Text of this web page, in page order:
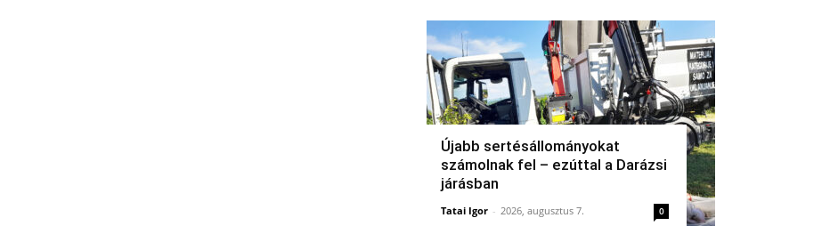
Újabb sertésállományokat
számolnak fel – ezúttal a Darázsi
járásban
Tatai Igor - 2026, augusztus 7. 0